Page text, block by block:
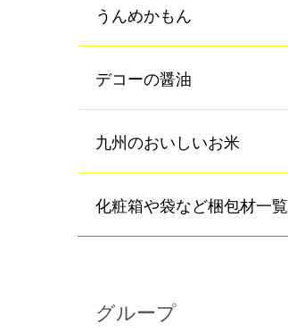
うんめかもん
デコーの醤油
九州のおいしいお米
化粧箱や袋など梱包材一覧
グループ